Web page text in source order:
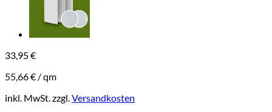
33,95€
55,66€ /qm
inkl. MwSt.zzgl.Versandkosten